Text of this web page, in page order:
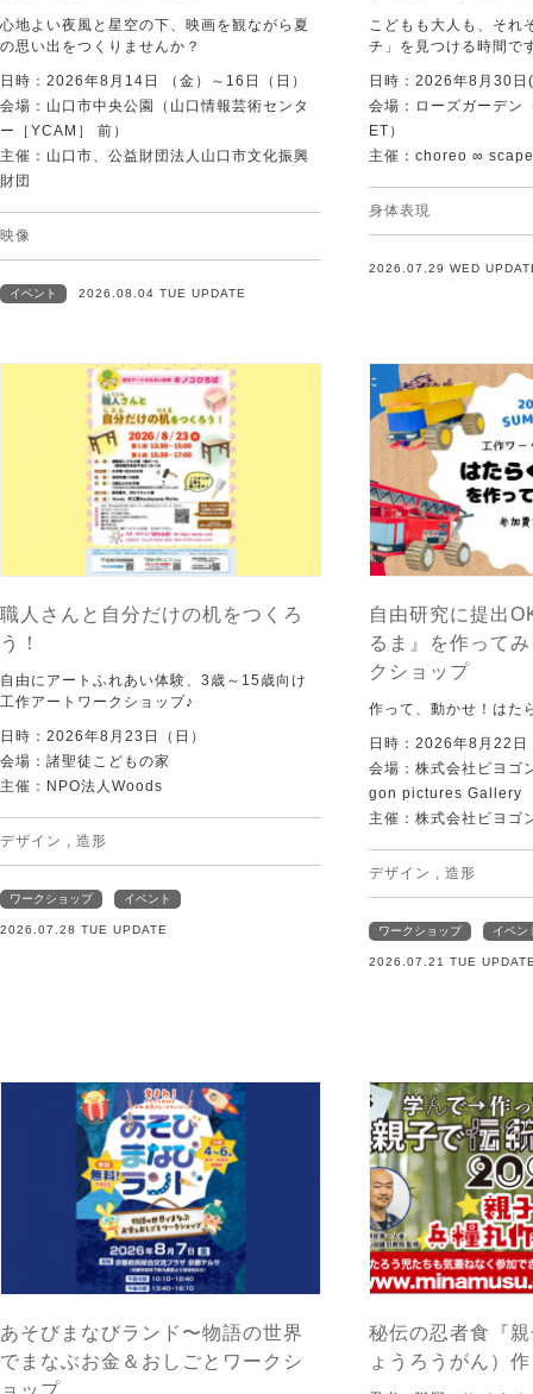
心地よい夜風と星空の下、映画を観ながら夏
の思い出をつくりませんか？
日時：2026年8月14日 （金）～16日（日）
会場：山口市中央公園（山口情報芸術センタ
ー［YCAM］ 前）
主催：山口市、公益財団法人山口市文化振興
財団
映像
イベント 2026.08.04 TUE UPDATE
こどもも大人も、それ
チ」を見つける時間で
日時：2026年8月30日
会場：ローズガーデン
ET）
主催：choreo ∞ scape
身体表現
2026.07.29 WED
職人さんと自分だけの机をつくろ
う！
自由にアートふれあい体験、3歳～15歳向け
工作アートワークショップ♪
日時：2026年8月23日（日）
会場：諸聖徒こどもの家
主催：NPO法人Woods
デザイン , 造形
ワークショップ イベント
2026.07.28 TUE UPDATE
自由研究に提出
るま』を作って
クショップ
作って、動かせ！はた
日時：2026年8月22日
会場：株式会社ビヨ
gon pictures Gallery
主催：株式会社ビヨゴ
デザイン , 造形
ワークショップ イベン
2026.07.21 TUE
あそびまなびランド〜物語の世界
でまなぶお金＆おしごとワークシ
ョップ
秘伝の忍者食『
ょうろうがん）